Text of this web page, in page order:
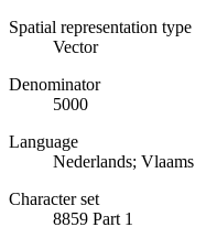
Spatial representation type
Vector
Denominator
5000
Language
Nederlands; Vlaams
Character set
8859 Part 1